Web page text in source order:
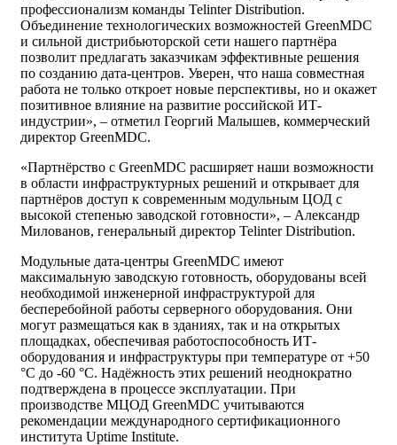
профессионализм команды Telinter Distribution.
Объединение технологических возможностей GreenMDC
и сильной дистрибьюторской сети нашего партнёра
позволит предлагать заказчикам эффективные решения
по созданию дата-центров. Уверен, что наша совместная
работа не только откроет новые перспективы, но и окажет
позитивное влияние на развитие российской ИТ-
индустрии», – отметил Георгий Малышев, коммерческий
директор GreenMDC.
«Партнёрство с GreenMDC расширяет наши возможности
в области инфраструктурных решений и открывает для
партнёров доступ к современным модульным ЦОД с
высокой степенью заводской готовности», – Александр
Милованов, генеральный директор Telinter Distribution.
Модульные дата-центры GreenMDC имеют
максимальную заводскую готовность, оборудованы всей
необходимой инженерной инфраструктурой для
бесперебойной работы серверного оборудования. Они
могут размещаться как в зданиях, так и на открытых
площадках, обеспечивая работоспособность ИТ-
оборудования и инфраструктуры при температуре от +50
°C до -60 °C. Надёжность этих решений неоднократно
подтверждена в процессе эксплуатации. При
производстве МЦОД GreenMDC учитываются
рекомендации международного сертификационного
института Uptime Institute.